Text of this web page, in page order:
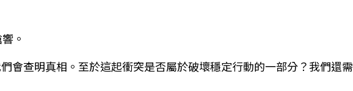
。
會查明真相。至於這起衝突是否屬於破壞穩定行動的一部分？我們還需